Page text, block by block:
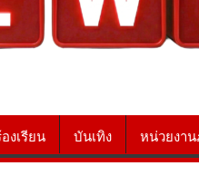
องเรียน บันเทิง หน่วยงา